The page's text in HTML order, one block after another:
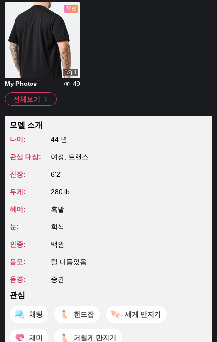
무료
1
My Photos
49
전체보기
모델 소개
나이: 44 년
관심 대상: 여성, 트랜스
신장: 6'2"
무게: 280 lb
헤어: 흑발
눈: 회색
인종: 백인
음모: 털 다듬었음
음경: 중간
관심
채팅 핸드잡 세게 만지기
재미 거칠게 만지기